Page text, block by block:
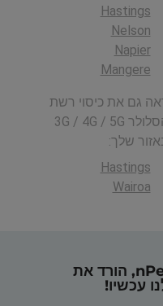
Hastings
Nelson
Napier
Mangere
גם את כיסוי רשת
הסלולר 3G / 4G / 5G
שלך:
Hastings
Wairoa
קח חלק לפרויקט nPerf, הורד את
עכשיו!